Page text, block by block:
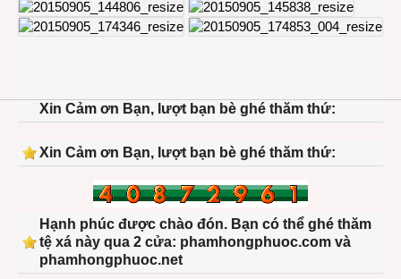
Xin Cảm ơn Bạn, lượt bạn bè ghé thăm thứ:
Xin Cảm ơn Bạn, lượt bạn bè ghé thăm thứ:
Hạnh phúc được chào đón. Bạn có thể ghé thăm
tệ xá này qua 2 cửa: phamhongphuoc.com và
phamhongphuoc.net